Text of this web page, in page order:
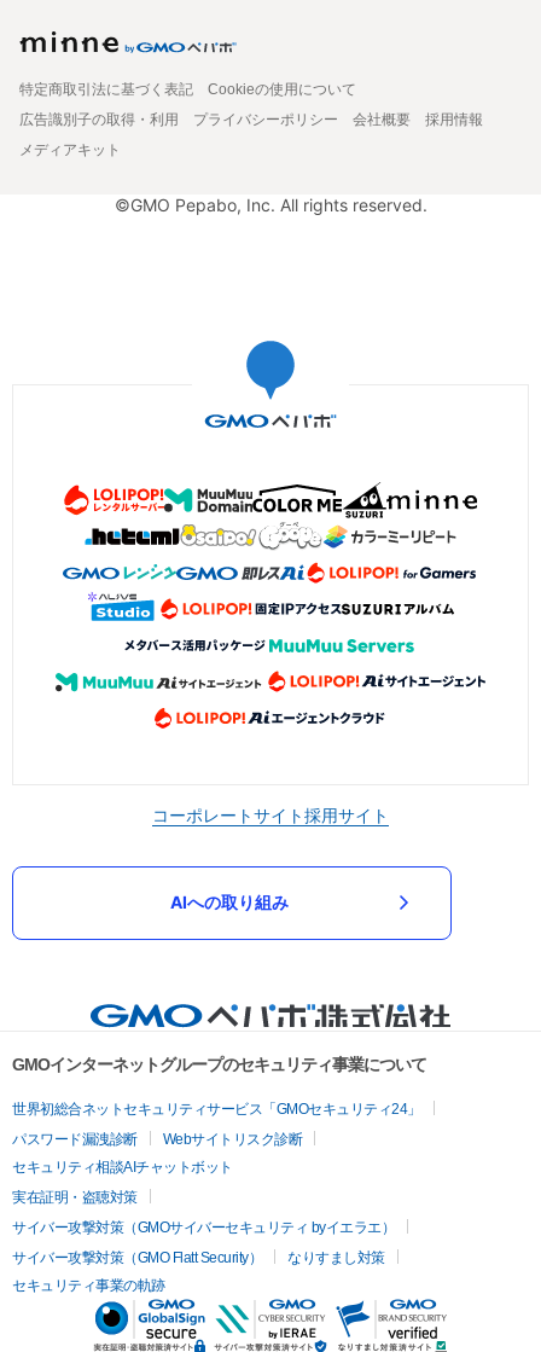
特定商取引法に基づく表記
Cookieの使用について
広告識別子の取得・利用
プライバシーポリシー 会社概要
採用情報
メディアキット
©GMO Pepabo, Inc. All rights reserved.
コーポレートサイト採用サイト
AIへの取り組み
GMOインターネットグループのセキュリティ事業について
世界初総合ネットセキュリティサービス「GMOセキュリティ24」
パスワード漏洩診断
Webサイトリスク診断
セキュリティ相談AIチャットボット
実在証明・盗聴対策
サイバー攻撃対策（GMOサイバーセキュリティ byイエラエ）
サイバー攻撃対策（GMO Flatt Security）
なりすまし対策
セキュリティ事業の軌跡